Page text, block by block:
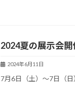
2024夏の展示会
2024年6月11日
7月6日（土）～7日（